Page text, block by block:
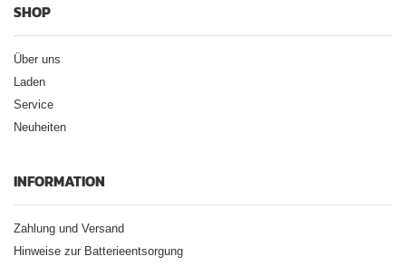
SHOP
Über uns
Laden
Service
Neuheiten
INFORMATION
Zahlung und Versand
Hinweise zur Batterieentsorgung